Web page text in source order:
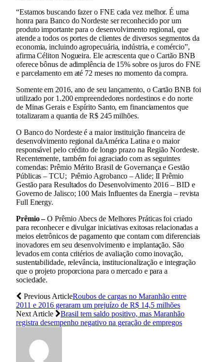
“Estamos buscando fazer o FNE cada vez melhor. É uma
honra para Banco do Nordeste ser reconhecido por um
produto importante para o desenvolvimento regional, que
atende a todos os portes de clientes de diversos segmentos da
economia, incluindo agropecuária, indústria, e comércio”,
afirma Céliton Nogueira. Ele acrescenta que o Cartão BNB
oferece bônus de adimplência de 15% sobre os juros do FNE
e parcelamento em até 72 meses no momento da compra.
Somente em 2016, ano de seu lançamento, o Cartão BNB foi
utilizado por 1.200 empreendedores nordestinos e do norte
de Minas Gerais e Espírito Santo, em financiamentos que
totalizaram a quantia de R$ 245 milhões.
O Banco do Nordeste é a maior instituição financeira de
desenvolvimento regional daAmérica Latina e o maior
responsável pelo crédito de longo prazo na Região Nordeste.
Recentemente, também foi agraciado com as seguintes
comendas: Prêmio Mérito Brasil de Governança e Gestão
Públicas – TCU; Prêmio Agrobanco – Alide; II Prêmio
Gestão para Resultados do Desenvolvimento 2016 – BID e
Governo de Jalisco; 100 Mais Influentes da Energia – revista
Full Energy.
Prêmio –O Prêmio Abecs de Melhores Práticas foi criado
para reconhecer e divulgar iniciativas exitosas relacionadas a
meios eletrônicos de pagamento que contam com diferenciais
inovadores em seu desenvolvimento e implantação. São
levados em conta critérios de avaliação como inovação,
sustentabilidade, relevância, institucionalização e integração
que o projeto proporciona para o mercado e para a
sociedade.
Previous ArticleRoubos de cargas no Maranhão entre
2011 e 2016 geraram um prejuízo de R$ 14,5 milhões
Next Article
Brasil tem saldo positivo, mas Maranhão
registra desempenho negativo na geração de empregos